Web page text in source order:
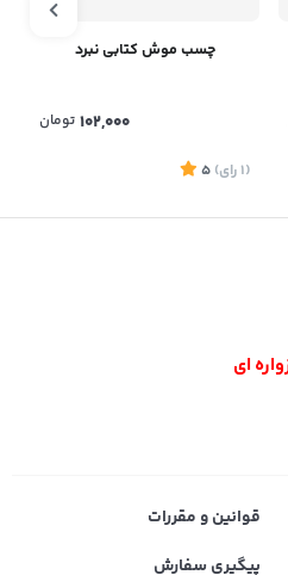
چسب موش کتابی نبرد
102,000 تومان
(1 رای)
5
قوانین و مقررات
پیگیری سفارش